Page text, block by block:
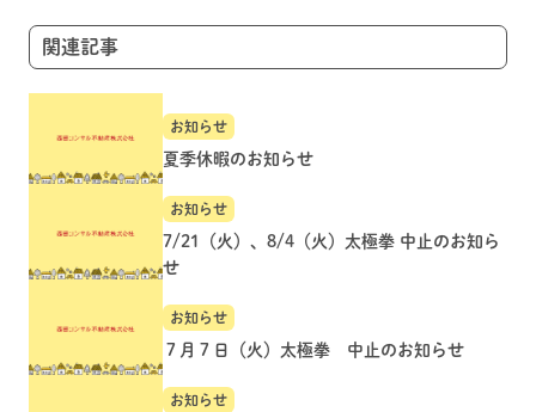
ョ
ン関連記事
お知らせ
夏季休暇のお知らせ
お知らせ
7/21（火）、8/4（火）太極拳 中止のお知ら
せ
お知らせ
７月７日（火）太極拳 中止のお知らせ
お知らせ